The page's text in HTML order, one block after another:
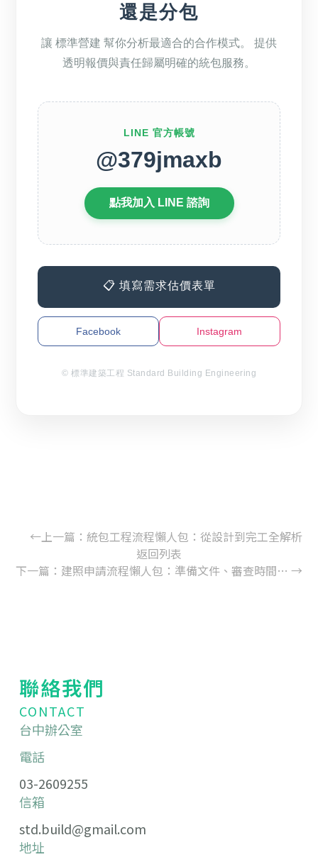
還是分包
讓 標準營建 幫你分析最適合的合作模式。 提供
透明報價與責任歸屬明確的統包服務。
LINE 官方帳號
@379jmaxb
點我加入 LINE 諮詢
📋 填寫需求估價表單
Facebook Instagram
© 標準建築工程 Standard Building Engineering
←上一篇： 統包工程流程懶人包：從設計到完工全解析
返回列表
下一篇： 建照申請流程懶人包：準備文件、審查時間與常見問題解析 →
聯絡我們
CONTACT
台中辦公室
電話
03-2609255
信箱
std.build@gmail.com
地址